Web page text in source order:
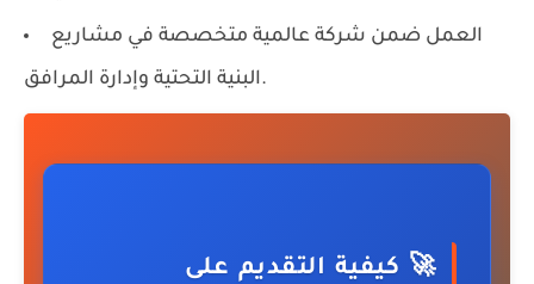
العمل ضمن شركة عالمية متخصصة في مشاريع
البنية التحتية وإدارة المرافق.
🚀 كيفية التقديم على